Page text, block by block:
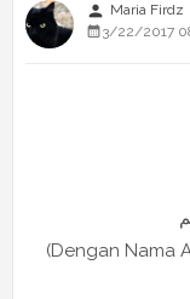
person Maria Firdz
3/22/2017
(Dengan Nama